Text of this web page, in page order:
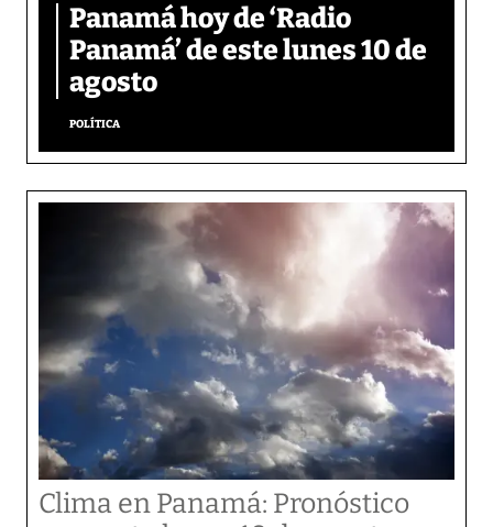
Panamá hoy de ‘Radio
Panamá’ de este lunes 10 de
agosto
POLÍTICA
Clima en Panamá: Pronóstico